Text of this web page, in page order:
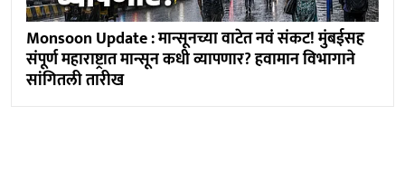
Monsoon Update : मान्सूनच्या वाटेत नवं संकट! मुंबईसह
संपूर्ण महाराष्ट्रात मान्सून कधी व्यापणार? हवामान विभागाने
सांगितली तारीख